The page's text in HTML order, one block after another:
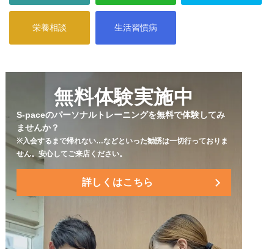
栄養相談 生活習慣病
無料体験実施中
S-paceのパーソナルトレーニングを無料で体験してみ
ませんか？
※入会するまで帰れない…などといった勧誘は一切行っておりま
せん。 安心してご来店ください。
詳しくはこちら